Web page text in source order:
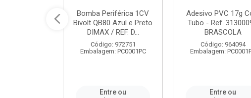
Bomba Periférica 1CV
Bivolt QB80 Azul e Preto
DIMAX / REF. D...
Código: 972751
Embalagem: PC0001PC
Entre ou
Adesivo PVC 17g
Tubo - Ref.
BRASCOLA
Código: 964094
Embalagem:
Entre ou